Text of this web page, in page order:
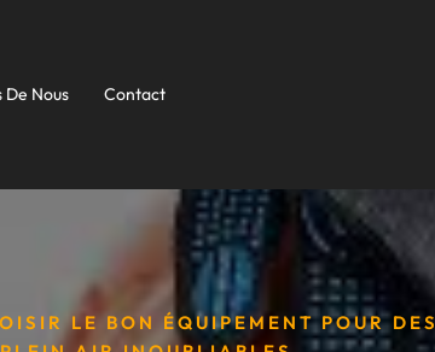
De Nous Contact
LE BON ÉQUIPEMENT POUR DES